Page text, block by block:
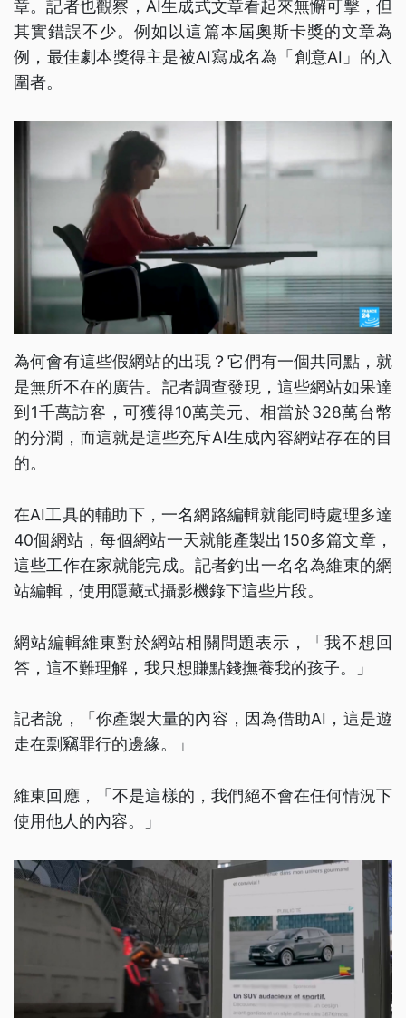
章。記者也觀察，AI生成式文章看起來無懈可擊，但
其實錯誤不少。例如以這篇本屆奧斯卡獎的文章為
例，最佳劇本獎得主是被AI寫成名為「創意AI」的入
圍者。
為何會有這些假網站的出現？它們有一個共同點，就
是無所不在的廣告。記者調查發現，這些網站如果達
到1千萬訪客，可獲得10萬美元、相當於328萬台幣
的分潤，而這就是這些充斥AI生成內容網站存在的目
的。
在AI工具的輔助下，一名網路編輯就能同時處理多達
40個網站，每個網站一天就能產製出150多篇文章，
這些工作在家就能完成。記者釣出一名名為維東的網
站編輯，使用隱藏式攝影機錄下這些片段。
網站編輯維東對於網站相關問題表示，「我不想回
答，這不難理解，我只想賺點錢撫養我的孩子。」
記者說，「你產製大量的內容，因為借助AI，這是遊
走在剽竊罪行的邊緣。」
維東回應，「不是這樣的，我們絕不會在任何情況下
使用他人的內容。」